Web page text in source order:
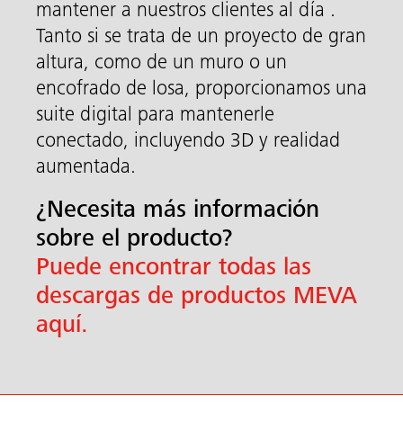
mantener a nuestros clientes al día .
Tanto si se trata de un proyecto de gran
altura, como de un muro o un
encofrado de losa, proporcionamos una
suite digital para mantenerle
conectado, incluyendo 3D y realidad
aumentada.
¿Necesita más información
sobre el producto?
Puede encontrar todas las
descargas de productos MEVA
aquí.